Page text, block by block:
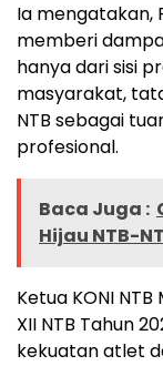
Ia mengatakan,
memberi
hanya dari sisi
masyarakat,
NTB sebagai
profesional.
Baca Juga :
Hijau NTB-
Ketua KONI
XII NTB Tahun
kekuatan atlet